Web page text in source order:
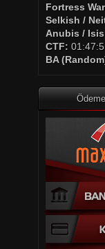
Fortress
Selkish /
Anubis /
CTF:
BA